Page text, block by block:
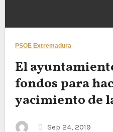
PSOE Extremadura
El
fondos para
yacimiento de
Otero
Sep 24, 2019